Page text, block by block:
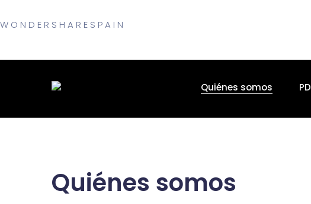
W O N D E R S H A R E S PA I N
Quiénes somos
Quiénes somos